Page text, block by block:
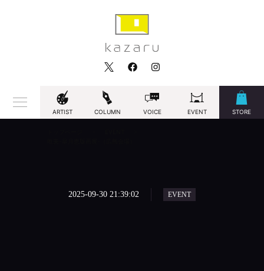
ARTIST COLUMN VOICE EVENT STORE
2025-09-30 21:39:02 EVENT